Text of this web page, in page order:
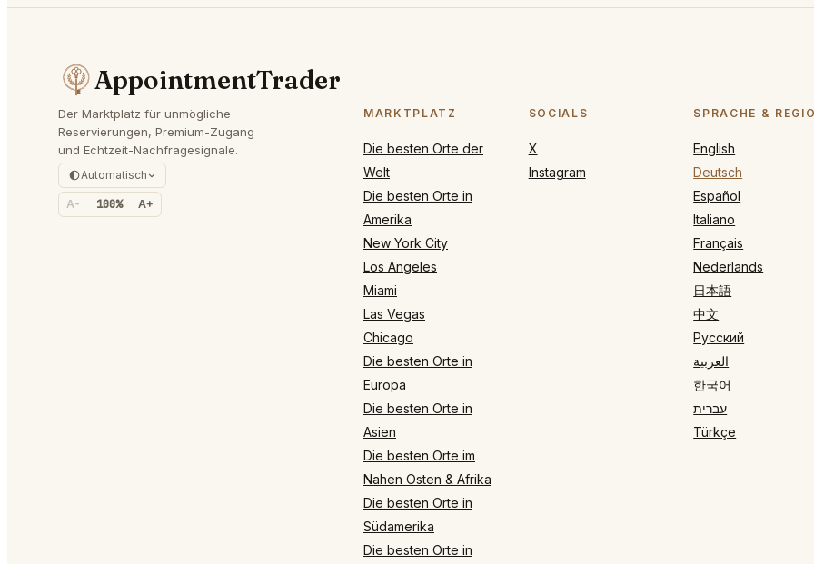
AppointmentTrader
Der Marktplatz für unmögliche
Reservierungen, Premium-Zugang
und Echtzeit-Nachfragesignale.
Automatisch
A- 100% A+
MARKTPLATZ
Die besten Orte der
Welt
Die besten Orte in
Amerika
New York City
Los Angeles
Miami
Las Vegas
Chicago
Die besten Orte in
Europa
Die besten Orte in
Asien
Die besten Orte im
Nahen Osten & Afrika
Die besten Orte in
Südamerika
Die besten Orte in
SOCIALS
X
Instagram
SPRACHE &
English
Deutsch
Español
Italiano
Français
Nederlands
日本語
中文
Русский
العربية
한국어
עברית
Türkçe